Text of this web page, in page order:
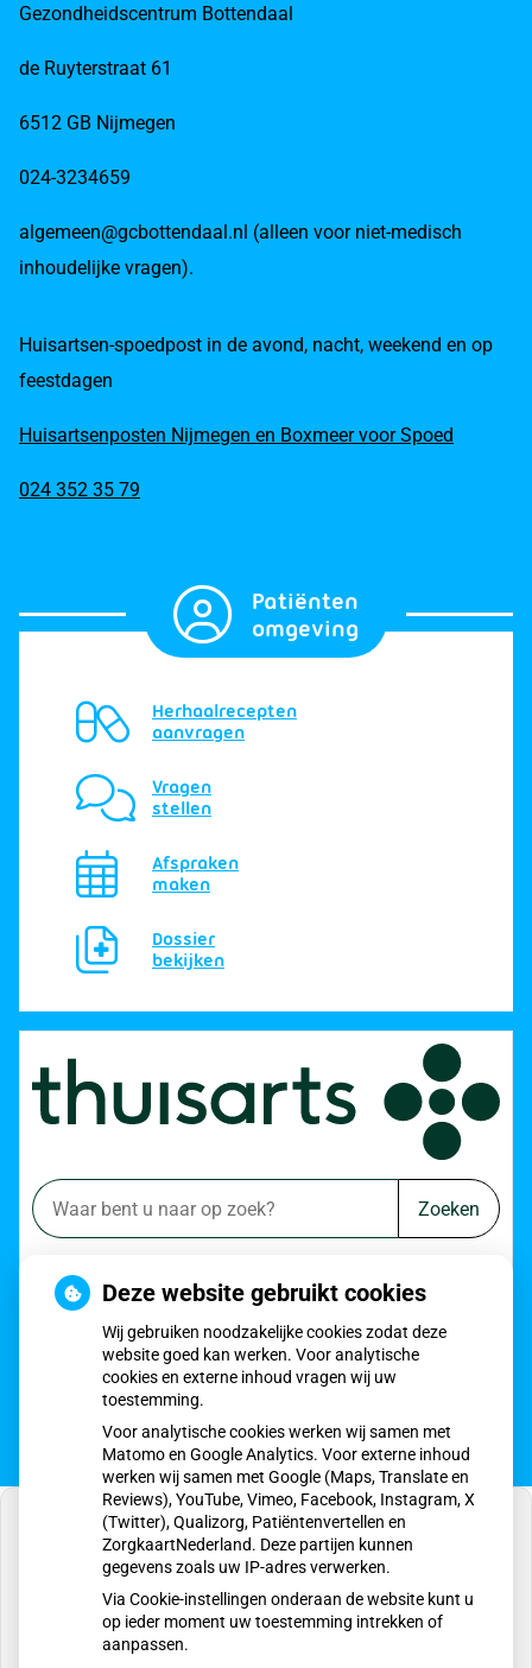
Gezondheidscentrum Bottendaal
de Ruyterstraat 61
6512 GB Nijmegen
024-3234659
algemeen@gcbottendaal.nl (alleen voor niet-medisch
inhoudelijke vragen).
Huisartsen-spoedpost in de avond, nacht, weekend en op
feestdagen
Huisartsenposten Nijmegen en Boxmeer voor Spoed
024 352 35 79
Patiënten
omgeving
Herhaalrecepten
aanvragen
Vragen
stellen
Afspraken
maken
Dossier
bekijken
Zoeken
Betrouwbare informatie over ziekte en gezondheid
U heeft geen toestemming gegeven voor
externe inhoud die nodig is om dit te zien.
Cookie-instellingen wijzigen
Deze website gebruikt cookies
Wij gebruiken noodzakelijke cookies zodat deze
website goed kan werken. Voor analytische
cookies en externe inhoud vragen wij uw
toestemming.
Voor analytische cookies werken wij samen met
Matomo en Google Analytics. Voor externe inhoud
werken wij samen met Google (Maps, Translate en
Reviews), YouTube, Vimeo, Facebook, Instagram, X
(Twitter), Qualizorg, Patiëntenvertellen en
ZorgkaartNederland. Deze partijen kunnen
gegevens zoals uw IP-adres verwerken.
Via Cookie-instellingen onderaan de website kunt u
op ieder moment uw toestemming intrekken of
aanpassen.